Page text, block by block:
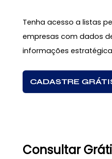
Tenha acesso a listas
empresas com dados
informações
CADASTRE
Consultar